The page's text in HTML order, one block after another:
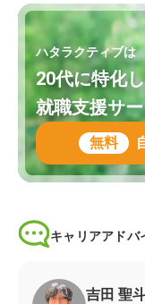
ハタラクティブは
20代に特化
就職支援サ
無料
キャリアアドバ
吉田 聖